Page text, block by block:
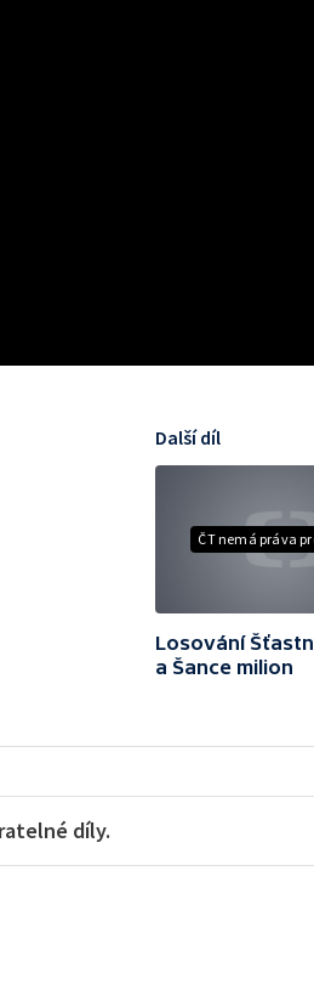
ČT nemá práva
Další díl
Losování
a Šance milion
díly.